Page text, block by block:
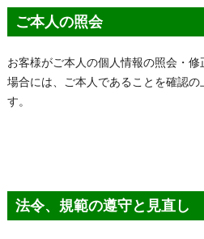
ご本人の照会
お客様がご本人の個人情報の照会・
場合には、ご本人であることを確認の
す。
法令、規範の遵守と見直し